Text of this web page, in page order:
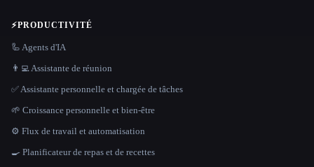
⚡PRODUCTIVITÉ
🦾 Agents d'IA
👨‍💻 Assistante de réunion
✅ Assistante personnelle et chargée de tâches
🌱 Croissance personnelle et bien-être
⚙️ Flux de travail et automatisation
🍳 Planificateur de repas et de recettes